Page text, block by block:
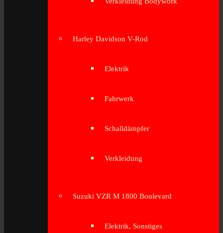
Harley Davidson V-Rod
Elektrik
Fahrwerk
Schalldämpfer
Verkleidung
Suzuki VZR M 1800 Boulevard
Elektrik, Sonstiges